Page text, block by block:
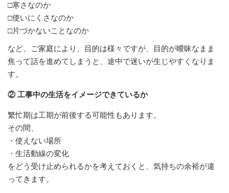
□寒さなのか
□使いにくさなのか
□片づかないことなのか
など、ご家庭により、目的は様々ですが、目的が曖昧なまま
焦って話を進めてしまうと、途中で迷いが生じやすくなりま
す。
② 工事中の生活をイメージできているか
繁忙期は工期が前後する可能性もあります。
その間、
・使えない場所
・生活動線の変化
をどう受け止められるかを考えておくと、気持ちの余裕が違
ってきます。